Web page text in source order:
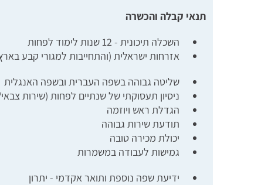
תנאי קבלה והכשרה
השכלה תיכונית - 12 שנות לימוד לפחות
אזרחות ישראלית (והתחייבות למגורי קבע
שליטה גבוהה בשפה העברית ובשפה האנגלית
ניסיון תעסוקתי של שנתיים לפחות (שירות
הגדלת ראש ויוזמה
תודעת שירות גבוהה
יכולת מכירה טובה
גמישות לעבודה במשמרות
ידיעת שפה נוספת ותואר אקדמי - יתרון